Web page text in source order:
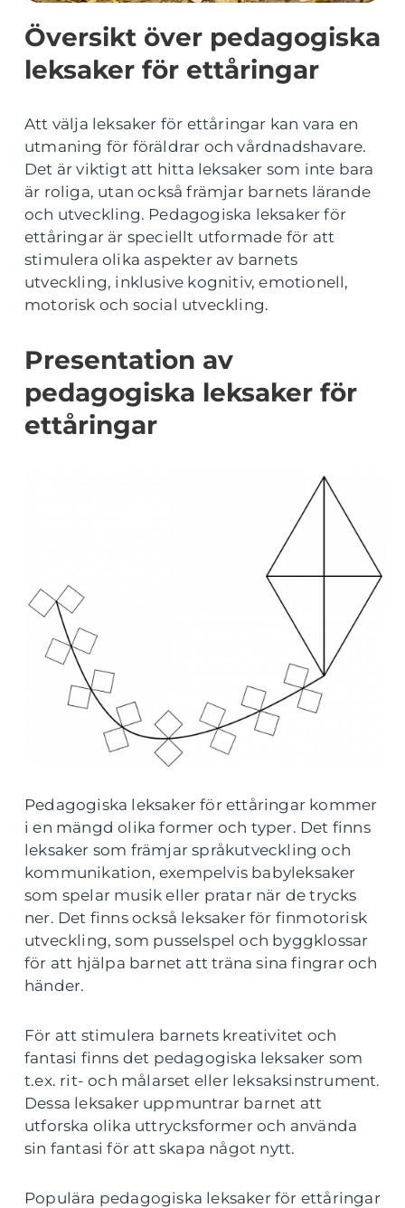
Översikt över pedagogiska
leksaker för ettåringar
Att välja leksaker för ettåringar kan vara en
utmaning för föräldrar och vårdnadshavare.
Det är viktigt att hitta leksaker som inte bara
är roliga, utan också främjar barnets lärande
och utveckling. Pedagogiska leksaker för
ettåringar är speciellt utformade för att
stimulera olika aspekter av barnets
utveckling, inklusive kognitiv, emotionell,
motorisk och social utveckling.
Presentation av
pedagogiska leksaker för
ettåringar
Pedagogiska leksaker för ettåringar kommer
i en mängd olika former och typer. Det finns
leksaker som främjar språkutveckling och
kommunikation, exempelvis babyleksaker
som spelar musik eller pratar när de trycks
ner. Det finns också leksaker för finmotorisk
utveckling, som pusselspel och byggklossar
för att hjälpa barnet att träna sina fingrar och
händer.
För att stimulera barnets kreativitet och
fantasi finns det pedagogiska leksaker som
t.ex. rit- och målarset eller leksaksinstrument.
Dessa leksaker uppmuntrar barnet att
utforska olika uttrycksformer och använda
sin fantasi för att skapa något nytt.
Populära pedagogiska leksaker för ettåringar